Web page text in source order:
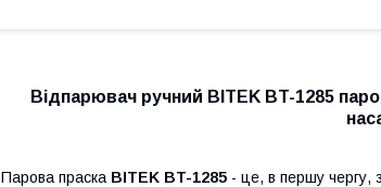
Відпарювач ручний BITEK BT-1285
Парова праска BITEK BT-1285 - це, в першу чергу,